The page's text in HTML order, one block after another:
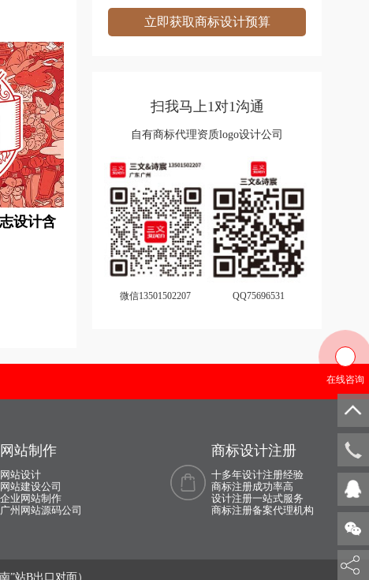
披萨logo设计
设计
设计
石油公司logo设计
logo设计
设计 沙发logo设计 寿司logo设计
计 童车logo设计 涂料logo设计
图书馆logo设计
设计 养生logo设计
音乐logo设计 游戏logo设计
枕头logo设计 重型卡车logo设计
设计含
立即获取商标设计预算
扫我马上1对1沟通
自有商标代理资质logo设计公司
微信13501502207 QQ75696531
网站制作
网站设计
网站建设公司
企业网站制作
广州网站源码公司
商标设计注册
十多年设计注册经验
商标注册成功率高
设计注册一站式服务
商标注册备案代理机构
站B出口对面）
在线咨询
135